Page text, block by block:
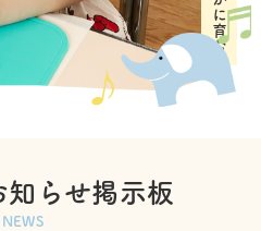
知らせ掲示板
NEWS